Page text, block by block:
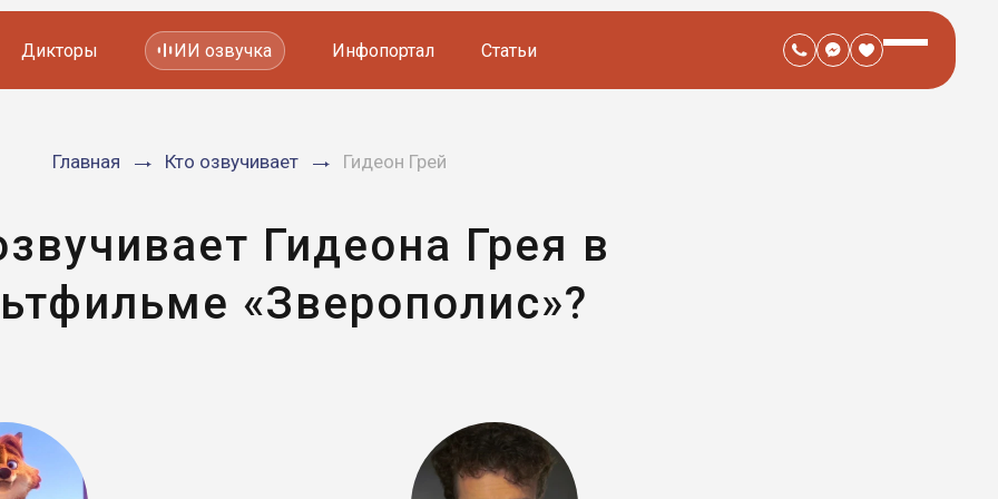
Мультфильмов
Дикторы ИИ озвучка Инфопортал Статьи
Главная Кто озвучивает Гидеон Грей
Гидеона Грея в
«Зверополис»?